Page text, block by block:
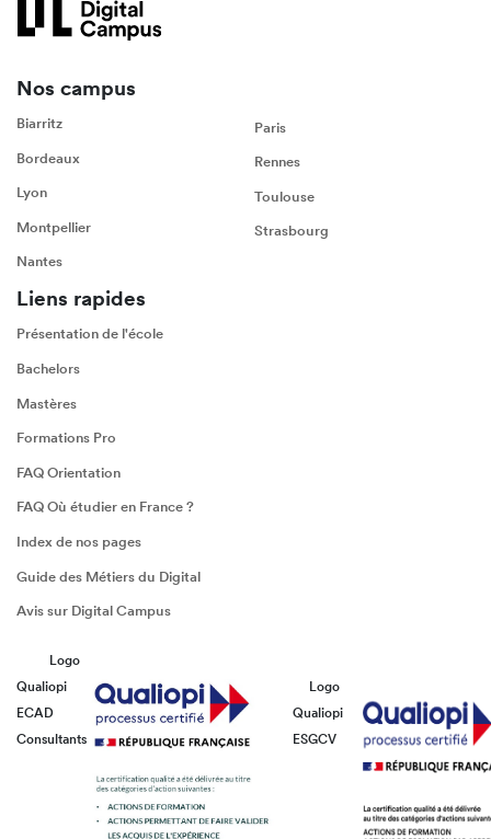
Nos campus
Biarritz
Bordeaux
Lyon
Montpellier
Nantes
Paris
Rennes
Toulouse
Strasbourg
Liens rapides
Présentation de l'école
Bachelors
Mastères
Formations Pro
FAQ Orientation
FAQ Où étudier en France ?
Index de nos pages
Guide des Métiers du Digital
Avis sur Digital Campus
Logo
Qualiopi
ECAD
Consultants
Logo
Qualiopi
ESGCV